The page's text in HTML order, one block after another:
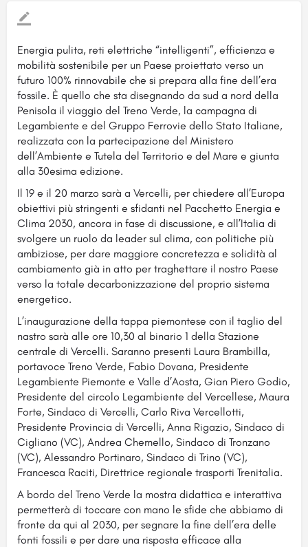
Energia pulita, reti elettriche “intelligenti”, efficienza e
mobilità sostenibile per un Paese proiettato verso un
futuro 100% rinnovabile che si prepara alla fine dell’era
fossile. È quello che sta disegnando da sud a nord della
Penisola il viaggio del Treno Verde, la campagna di
Legambiente e del Gruppo Ferrovie dello Stato Italiane,
realizzata con la partecipazione del Ministero
dell’Ambiente e Tutela del Territorio e del Mare e giunta
alla 30esima edizione.
Il 19 e il 20 marzo sarà a Vercelli, per chiedere all’Europa
obiettivi più stringenti e sfidanti nel Pacchetto Energia e
Clima 2030, ancora in fase di discussione, e all’Italia di
svolgere un ruolo da leader sul clima, con politiche più
ambiziose, per dare maggiore concretezza e solidità al
cambiamento già in atto per traghettare il nostro Paese
verso la totale decarbonizzazione del proprio sistema
energetico.
L’inaugurazione della tappa piemontese con il taglio del
nastro sarà alle ore 10,30 al binario 1 della Stazione
centrale di Vercelli. Saranno presenti Laura Brambilla,
portavoce Treno Verde, Fabio Dovana, Presidente
Legambiente Piemonte e Valle d’Aosta, Gian Piero Godio,
Presidente del circolo Legambiente del Vercellese, Maura
Forte, Sindaco di Vercelli, Carlo Riva Vercellotti,
Presidente Provincia di Vercelli, Anna Rigazio, Sindaco di
Cigliano (VC), Andrea Chemello, Sindaco di Tronzano
(VC), Alessandro Portinaro, Sindaco di Trino (VC),
Francesca Raciti, Direttrice regionale trasporti Trenitalia.
A bordo del Treno Verde la mostra didattica e interattiva
permetterà di toccare con mano le sfide che abbiamo di
fronte da qui al 2030, per segnare la fine dell’era delle
fonti fossili e per dare una risposta efficace alla